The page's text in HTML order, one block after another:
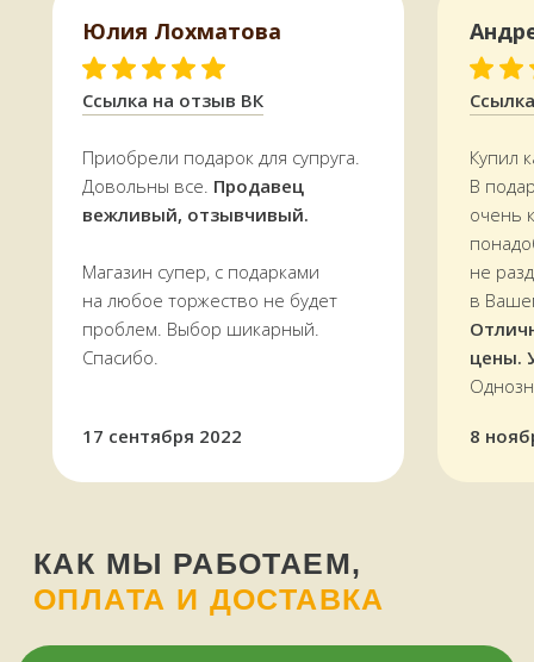
Купил
В
очень
не
в
цены.
Приобрели подарок для супруга.
Довольны все. Продавец
вежливый, отзывчивый.
Магазин супер, с подарками
на любое торжество не будет
проблем. Выбор шикарный.
Спасибо.
Ссылка на отзыв ВК
Юлия Лохматова
17 сентября 2022 8
Доставляем
По Мурманску от 5000 р. —БЕСПЛАТНО
и картой, в том числе кредитной,
Мы работаемс 11 до 19 часовв будни
ежедневно
УЗНАТЬ СТОИМОСТЬ ДОСТАВКИ